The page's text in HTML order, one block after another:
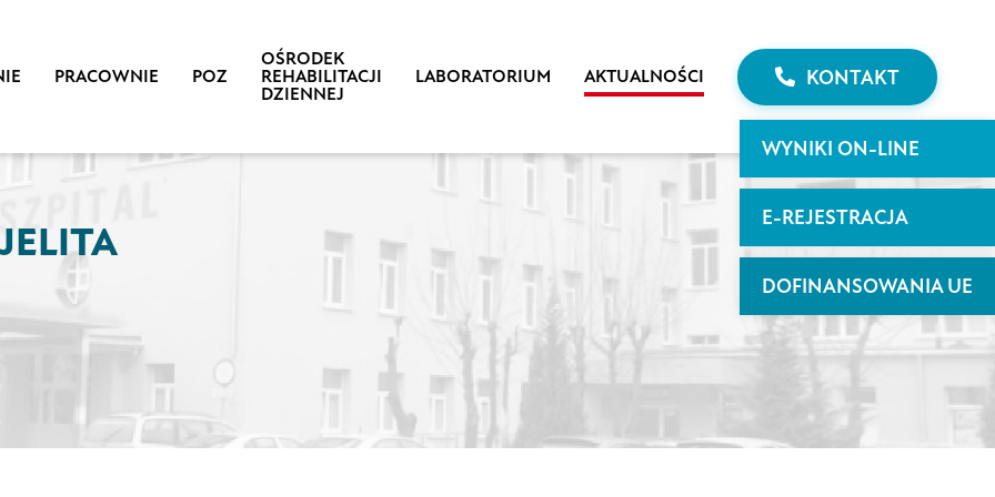
PRACOWNIE POZ
OŚRODEK
REHABILITACJI
DZIENNEJ
LABORATORIUM AKTUALNOŚCI KONTAKT
WYNIKI ON-LINE
E-REJESTRACJA
DOFINANSOWANIA UE